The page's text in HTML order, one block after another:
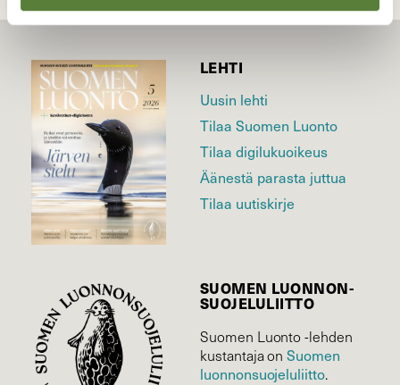
LEHTI
Uusin lehti
Tilaa Suomen Luonto
Tilaa digilukuoikeus
Äänestä parasta juttua
Tilaa uutiskirje
SUOMEN LUONNON­
SUOJELU­LIITTO
Suomen Luonto -lehden
kustantaja onSuomen
luonnonsuojelu­liitto.